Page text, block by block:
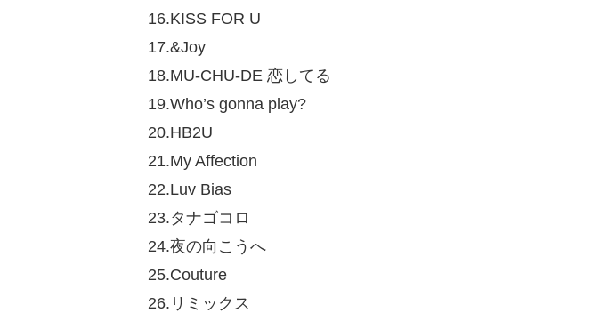
16.KISS FOR U
17.&Joy
18.MU-CHU-DE 恋してる
19.Who’s gonna play?
20.HB2U
21.My Affection
22.Luv Bias
23.タナゴコロ
24.夜の向こうへ
25.Couture
26.リミックス